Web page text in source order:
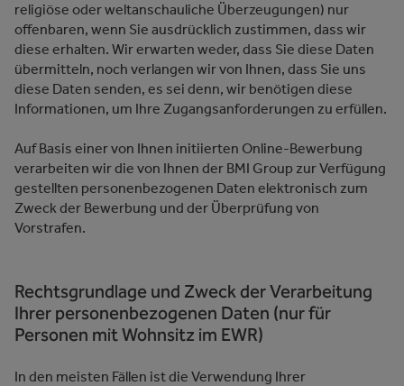
religiöse oder weltanschauliche Überzeugungen) nur
offenbaren, wenn Sie ausdrücklich zustimmen, dass wir
diese erhalten. Wir erwarten weder, dass Sie diese Daten
übermitteln, noch verlangen wir von Ihnen, dass Sie uns
diese Daten senden, es sei denn, wir benötigen diese
Informationen, um Ihre Zugangsanforderungen zu erfüllen.
Auf Basis einer von Ihnen initiierten Online-Bewerbung
verarbeiten wir die von Ihnen der BMI Group zur Verfügung
gestellten personenbezogenen Daten elektronisch zum
Zweck der Bewerbung und der Überprüfung von
Vorstrafen.
Rechtsgrundlage und Zweck der Verarbeitung
Ihrer personenbezogenen Daten (nur für
Personen mit Wohnsitz im EWR)
In den meisten Fällen ist die Verwendung Ihrer